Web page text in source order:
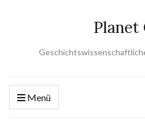
Planet
Menü